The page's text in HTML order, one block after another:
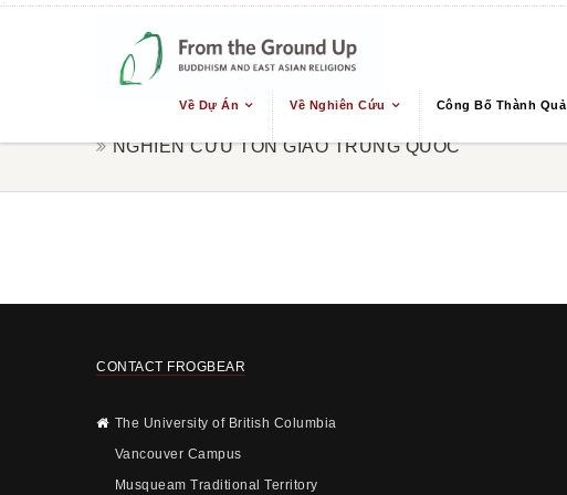
Về Dự Án Về Nghiên Cứu Công Bố Thành Quả
NGHIÊN CỨU TÔN GIÁO TRUNG QUỐC
CONTACT FROGBEAR
The University of British Columbia
Vancouver Campus
Musqueam Traditional Territory